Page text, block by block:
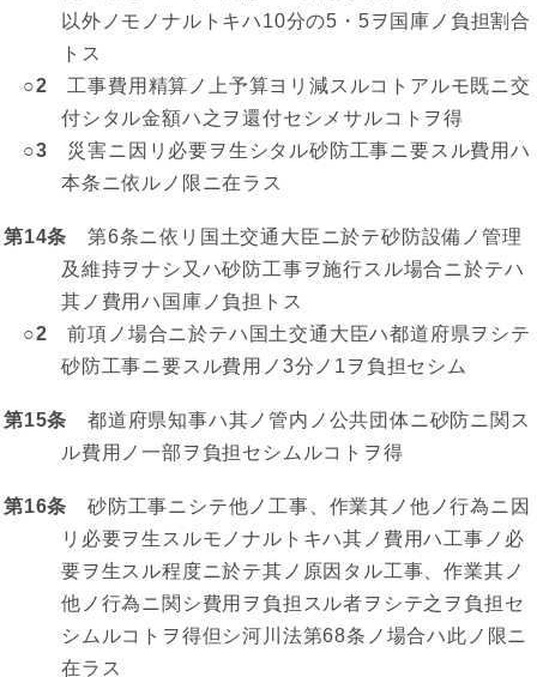
以外ノモノナルトキハ10分の5・5ヲ国庫ノ負担割合
トス
○2 工事費用精算ノ上予算ヨリ減スルコトアルモ既ニ交
付シタル金額ハ之ヲ還付セシメサルコトヲ得
○3 災害ニ因リ必要ヲ生シタル砂防工事ニ要スル費用ハ
本条ニ依ルノ限ニ在ラス
第14条 第6条ニ依リ国土交通大臣ニ於テ砂防設備ノ管理
及維持ヲナシ又ハ砂防工事ヲ施行スル場合ニ於テハ
其ノ費用ハ国庫ノ負担トス
○2 前項ノ場合ニ於テハ国土交通大臣ハ都道府県ヲシテ
砂防工事ニ要スル費用ノ3分ノ1ヲ負担セシム
第15条 都道府県知事ハ其ノ管内ノ公共団体ニ砂防ニ関ス
ル費用ノ一部ヲ負担セシムルコトヲ得
第16条 砂防工事ニシテ他ノ工事、作業其ノ他ノ行為ニ因
リ必要ヲ生スルモノナルトキハ其ノ費用ハ工事ノ必
要ヲ生スル程度ニ於テ其ノ原因タル工事、作業其ノ
他ノ行為ニ関シ費用ヲ負担スル者ヲシテ之ヲ負担セ
シムルコトヲ得但シ河川法第68条ノ場合ハ此ノ限ニ
在ラス